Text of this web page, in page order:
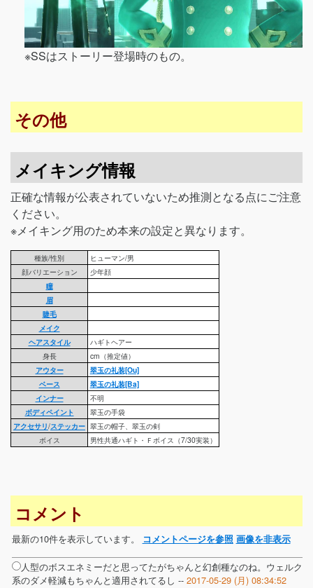
※SSはストーリー登場時のもの。
その他
メイキング情報
正確な情報が公表されていないため推測となる点にご注意
ください。
※メイキング用のため本来の設定と異なります。
種族/性別
ヒューマン/男
顔バリエーション
少年顔
瞳
眉
睫毛
メイク
ヘアスタイル
ハギトヘアー
身長
cm（推定値）
アウター
翠玉の礼装[Ou]
ベース
翠玉の礼装[Ba]
インナー
不明
ボディペイント
翠玉の手袋
アクセサリ/ステッカー 翠玉の帽子、翠玉の剣
ボイス
男性共通ハギト・Ｆボイス（7/30実装）
コメント
最新の10件を表示しています。 コメントページを参照 画像を非表示
人型のボスエネミーだと思ってたがちゃんと幻創種なのね。ウェルク
系のダメ軽減もちゃんと適用されてるし -- 2017-05-29 (月) 08:34:52